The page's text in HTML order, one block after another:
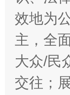
效地为
主，全
大众/民
交往；